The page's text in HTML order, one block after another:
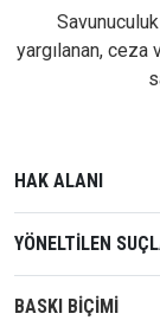
yargılanan,
HAK ALANI
YÖNELTİLEN
BASKI BİÇİMİ